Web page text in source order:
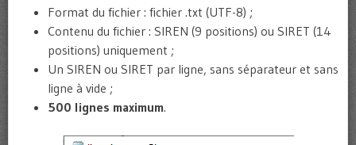
Format du fichier : fichier .txt (UTF-8) ;
Contenu du fichier : SIREN (9 positions) ou SIRET (14
positions) uniquement ;
Un SIREN ou SIRET par ligne, sans séparateur et sans
ligne à vide ;
500 lignes maximum.